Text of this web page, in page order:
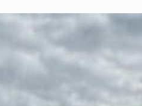
Ørsta og Volda